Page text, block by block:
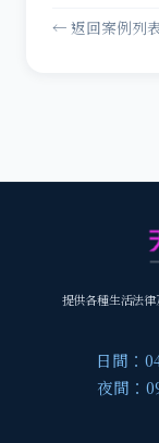
← 返回案例列
提供各種生活法
日間：
夜間：